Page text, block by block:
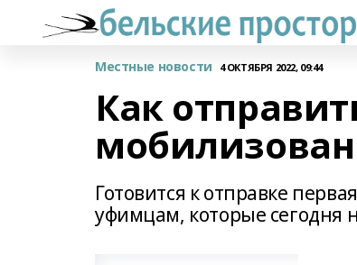
Местные новости 4 ОКТЯБРЯ 2022, 09:44
Как
Готовится к отправке
уфимцам, которые сегодня